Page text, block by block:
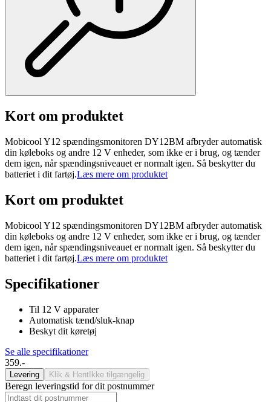
Kort om produktet
Mobicool Y12 spændingsmonitoren DY12BM afbryder automatisk
din køleboks og andre 12 V enheder, som ikke er i brug, og tænder
dem igen, når spændingsniveauet er normalt igen. Så beskytter du
batteriet i dit fartøj.Læs mere om produktet
Kort om produktet
Mobicool Y12 spændingsmonitoren DY12BM afbryder automatisk
din køleboks og andre 12 V enheder, som ikke er i brug, og tænder
dem igen, når spændingsniveauet er normalt igen. Så beskytter du
batteriet i dit fartøj.Læs mere om produktet
Specifikationer
Til 12 V apparater
Automatisk tænd/sluk-knap
Beskyt dit køretøj
Se alle specifikationer
359.-
Levering Klik & Hent Ikke tilgængelig
Beregn leveringstid for dit postnummer